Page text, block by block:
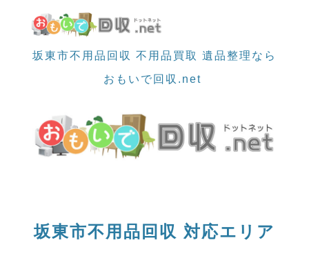
坂東市不用品回収 不用品買取 遺品整理なら
おもいで回収.net
坂東市不用品回収 対応エリア